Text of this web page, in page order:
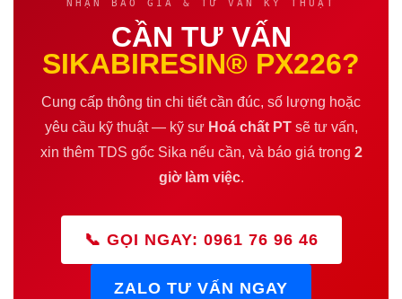
NHẬN BÁO GIÁ & TƯ VẤN KỸ THUẬT
CẦN TƯ VẤN
SIKABIRESIN® PX226?
Cung cấp thông tin chi tiết cần đúc, số lượng hoặc
yêu cầu kỹ thuật — kỹ sư Hoá chất PTsẽ tư vấn,
xin thêm TDS gốc Sika nếu cần, và báo giá trong 2
giờ làm việc.
📞 GỌI NGAY: 0961 76 96 46
ZALO TƯ VẤN NGAY